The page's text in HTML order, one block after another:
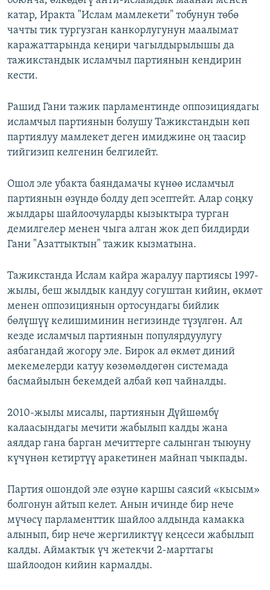
катар, Иракта "Ислам мамлекети" тобунун төбө
чачты тик тургузган канкорлугунун маалымат
каражаттарында кеңири чагылдырылышы да
тажикстандык исламчыл партиянын кендирин
кести.
Рашид Гани тажик парламентинде оппозициядагы
исламчыл партиянын болушу Тажикстандын көп
партиялуу мамлекет деген имиджине оң таасир
тийгизип келгенин белгилейт.
Ошол эле убакта баяндамачы күнөө исламчыл
партиянын өзүндө болду деп эсептейт. Алар соңку
жылдары шайлоочуларды кызыктыра турган
демилгелер менен чыга алган жок деп билдирди
Гани "Азаттыктын" тажик кызматына.
Тажикстанда Ислам кайра жаралуу партиясы 1997-
жылы, беш жылдык кандуу согуштан кийин, өкмөт
менен оппозициянын ортосундагы бийлик
бөлүшүү келишиминин негизинде түзүлгөн. Ал
кезде исламчыл партиянын популярдуулугу
аябагандай жогору эле. Бирок ал өкмөт диний
мекемелерди катуу көзөмөлдөгөн системада
басмайылын бекемдей албай көп чайналды.
2010-жылы мисалы, партиянын Дүйшөмбү
калаасындагы мечити жабылып калды жана
аялдар гана барган мечиттерге салынган тыюуну
күчүнөн кетиртүү аракетинен майнап чыкпады.
Партия ошондой эле өзүнө каршы саясий «кысым»
болгонун айтып келет. Анын ичинде бир нече
мүчөсү парламенттик шайлоо алдында камакка
алынып, бир нече жергиликтүү кеңсеси жабылып
калды. Аймактык үч жетекчи 2-марттагы
шайлоодон кийин кармалды.